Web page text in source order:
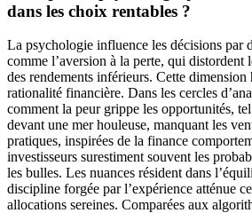
dans les choix rentables ?
La psychologie influence les décisions par
comme l’aversion à la perte, qui distordent
des rendements inférieurs. Cette dimension
rationalité financière. Dans les cercles
comment la peur grippe les opportunités,
devant une mer houleuse, manquant les
pratiques, inspirées de la finance
investisseurs surestiment souvent les
les bulles. Les nuances résident dans
discipline forgée par l’expérience atténue
allocations sereines. Comparées aux